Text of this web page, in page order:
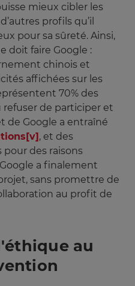
mieux cibler les
profils qu’il
pour sa sûreté. Ainsi,
doit faire Google :
chinois et
affichées sur les
70% des
refuser de participer et
de Google a entraîné
[v], et des
pour des raisons
a finalement
sans promettre de
au profit de
au